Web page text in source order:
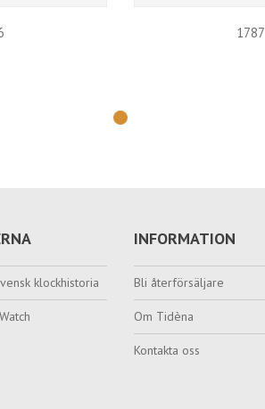
1787
klockhistoria
INFORMATION
Bli återförsäljare
Om Tidèna
Kontakta oss